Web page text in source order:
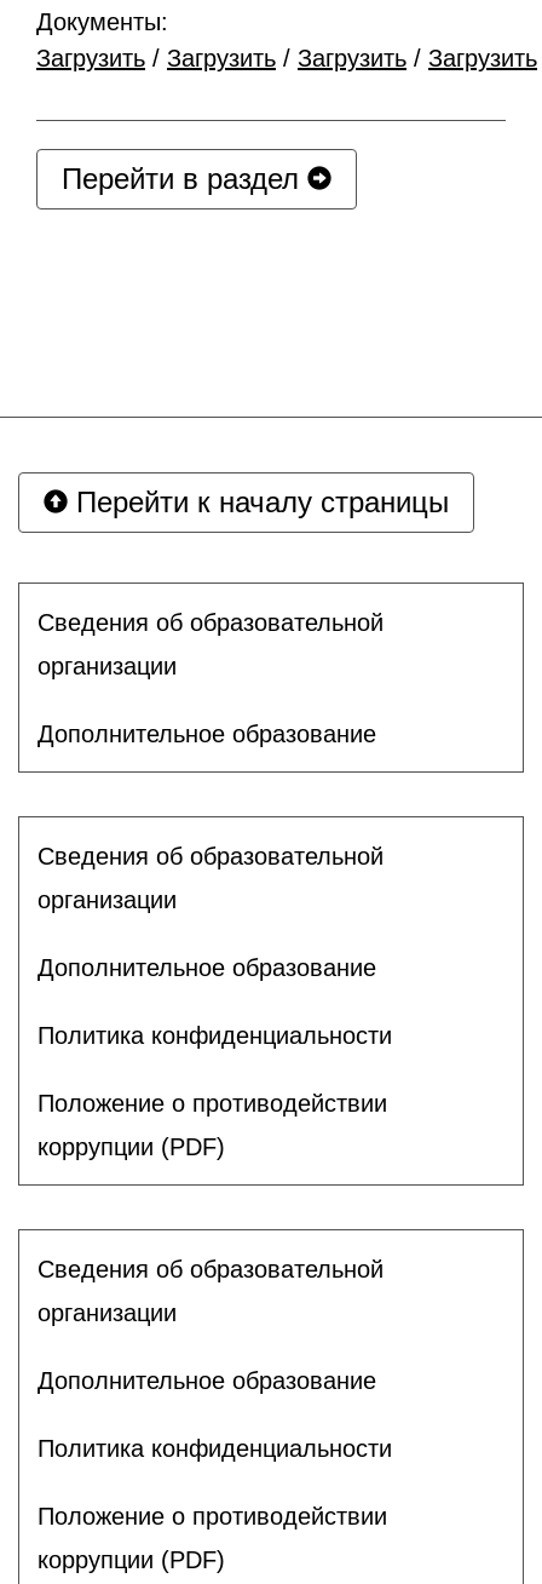
Документы:
Загрузить / Загрузить / Загрузить / Загрузить
Перейти в раздел
Перейти к началу страницы
Сведения об образовательной
организации
Дополнительное образование
Сведения об образовательной
организации
Дополнительное образование
Политика конфиденциальности
Положение о противодействии
коррупции (PDF)
Сведения об образовательной
организации
Дополнительное образование
Политика конфиденциальности
Положение о противодействии
коррупции (PDF)